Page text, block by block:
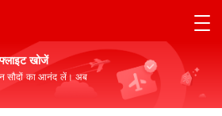
खोजें
सौदों का आनंद लें। अब